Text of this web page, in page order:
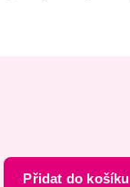
Přidat do košíku